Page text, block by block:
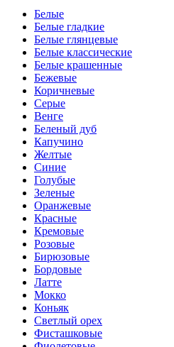
Белые
Белые гладкие
Белые глянцевые
Белые классические
Белые крашенные
Бежевые
Коричневые
Серые
Венге
Беленый дуб
Капучино
Желтые
Синие
Голубые
Зеленые
Оранжевые
Красные
Кремовые
Розовые
Бирюзовые
Бордовые
Латте
Мокко
Коньяк
Светлый орех
Фисташковые